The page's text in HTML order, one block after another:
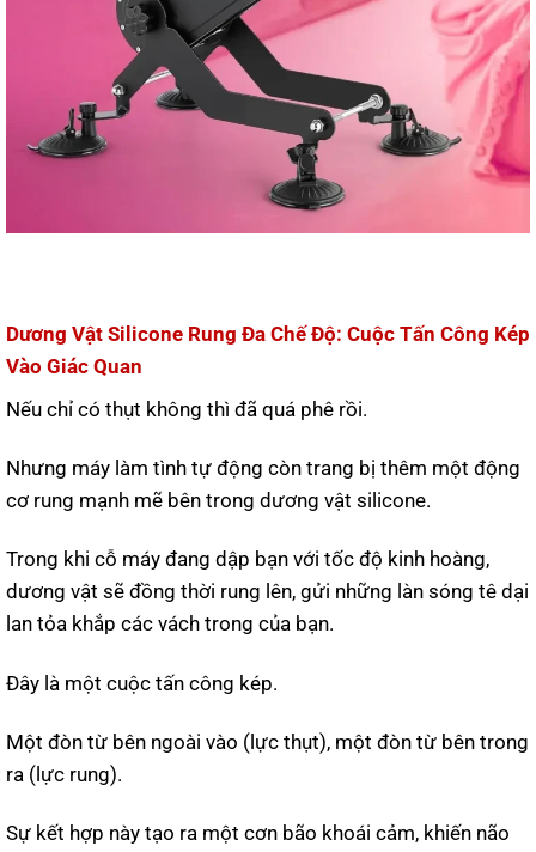
Dương Vật Silicone Rung Đa Chế Độ: Cuộc Tấn Công Kép
Vào Giác Quan
Nếu chỉ có thụt không thì đã quá phê rồi.
Nhưng máy làm tình tự động còn trang bị thêm một động
cơ rung mạnh mẽ bên trong dương vật silicone.
Trong khi cỗ máy đang dập bạn với tốc độ kinh hoàng,
dương vật sẽ đồng thời rung lên, gửi những làn sóng tê dại
lan tỏa khắp các vách trong của bạn.
Đây là một cuộc tấn công kép.
Một đòn từ bên ngoài vào (lực thụt), một đòn từ bên trong
ra (lực rung).
Sự kết hợp này tạo ra một cơn bão khoái cảm, khiến não